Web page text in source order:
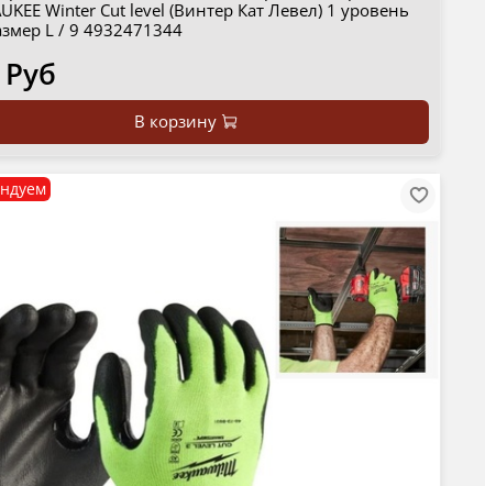
Winter Cut level (Винтер Кат Левел) 1 уровень
L / 9 4932471344
В корзину